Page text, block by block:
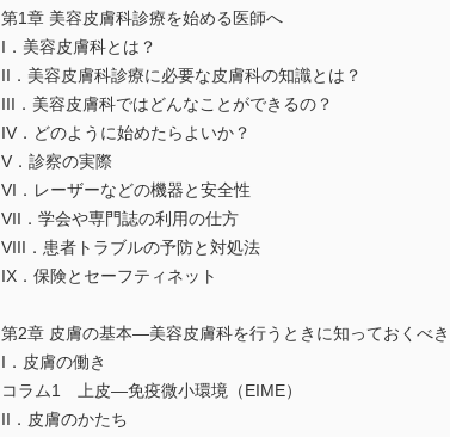
第1章 美容皮膚科診療を始める医師へ
I．美容皮膚科とは？
II．美容皮膚科診療に必要な皮膚科の知識とは？
III．美容皮膚科ではどんなことができるの？
IV．どのように始めたらよいか？
V．診察の実際
VI．レーザーなどの機器と安全性
VII．学会や専門誌の利用の仕方
VIII．患者トラブルの予防と対処法
IX．保険とセーフティネット
第2章 皮膚の基本―美容皮膚科を行うときに知っておくべ
I．皮膚の働き
コラム1 上皮—免疫微小環境（EIME）
II．皮膚のかたち